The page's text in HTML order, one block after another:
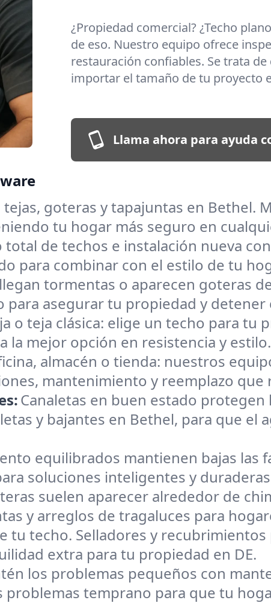
¿Propiedad comercial? ¿Techo
de eso. Nuestro equipo ofrece
restauración confiables. Se trata
importar el tamaño de tu proyecto
Llama ahora para ayuda
goteras y tapajuntas en Bethel.
tu hogar más seguro en
total de techos e instalación nueva
para combinar con el estilo de tu
tormentas o aparecen goteras
asegurar tu propiedad y detener
o teja clásica: elige un techo para tu
la mejor opción en resistencia y estilo.
almacén o tienda: nuestros
mantenimiento y reemplazo
Canaletas en buen estado
y bajantes en Bethel, para que el
equilibrados mantienen bajas las
soluciones inteligentes y
suelen aparecer alrededor de
y arreglos de tragaluces para
tu techo. Selladores y
extra para tu propiedad en DE.
los problemas pequeños con
temprano para que tu